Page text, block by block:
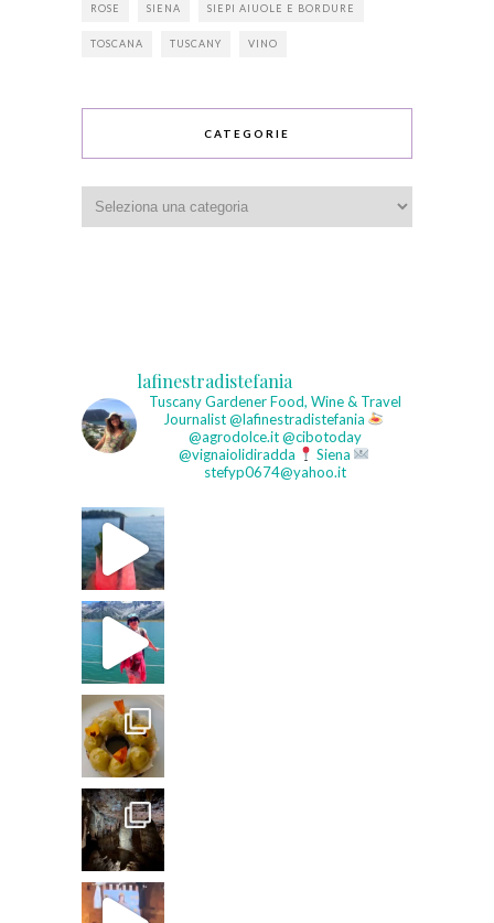
ROSE SIENA SIEPI AIUOLE E BORDURE
TOSCANA TUSCANY VINO
CATEGORIE
lafinestradistefania
Tuscany GardenerFood, Wine & Travel
Journalist@lafinestradistefania
@agrodolce.it @cibotoday
@vignaiolidiradda
Siena
stefyp0674@yahoo.it